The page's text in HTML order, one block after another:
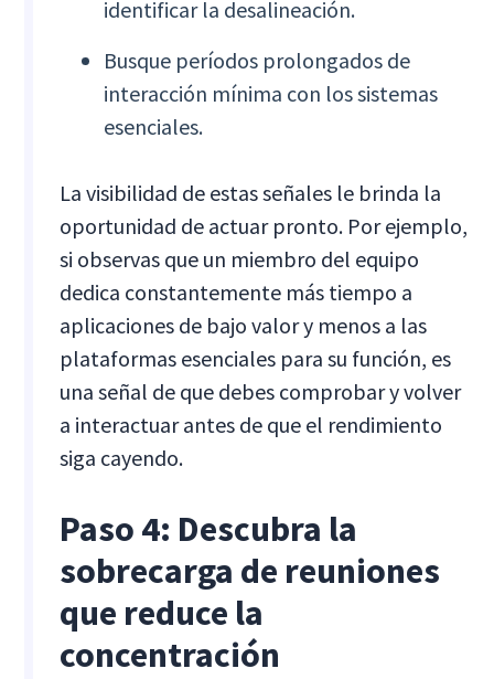
identificar la desalineación.
Busque períodos prolongados de
interacción mínima con los sistemas
esenciales.
La visibilidad de estas señales le brinda la
oportunidad de actuar pronto. Por ejemplo,
si observas que un miembro del equipo
dedica constantemente más tiempo a
aplicaciones de bajo valor y menos a las
plataformas esenciales para su función, es
una señal de que debes comprobar y volver
a interactuar antes de que el rendimiento
siga cayendo.
Paso 4: Descubra la
sobrecarga de reuniones
que reduce la
concentración